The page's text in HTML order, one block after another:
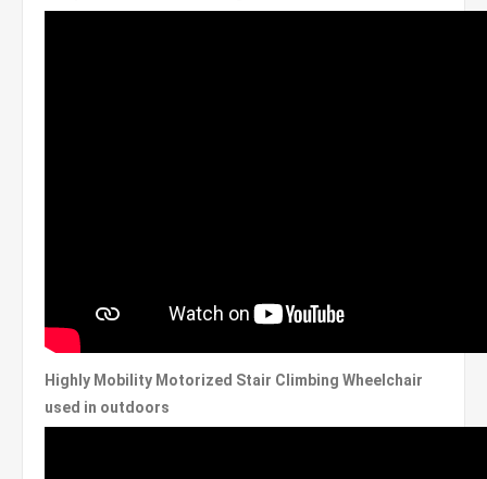
Highly Mobility Motorized Stair Climbing Wheelchair
used in outdoors